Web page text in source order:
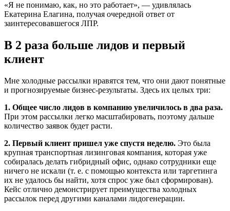
«Я не понимаю, как, но это работает», — удивлялась
Екатерина Елагина, получая очередной ответ от
заинтересовавшегося ЛПР.
В 2 раза больше лидов и первый
клиент
Мне холодные рассылки нравятся тем, что они дают понятные
и прогнозируемые бизнес-результаты. Здесь их целых три:
1. Общее число лидов в компанию увеличилось в два раза.
При этом рассылки легко масштабировать, поэтому дальше
количество заявок будет расти.
2. Первый клиент пришел уже спустя неделю. Это была
крупная транспортная лизинговая компания, которая уже
собиралась делать гибридный офис, однако сотрудники еще
ничего не искали (т. е. с помощью контекста или таргетинга
их не удалось бы найти, хотя спрос уже был сформирован).
Кейс отлично демонстрирует преимущества холодных
рассылок перед другими каналами лидогенерации.